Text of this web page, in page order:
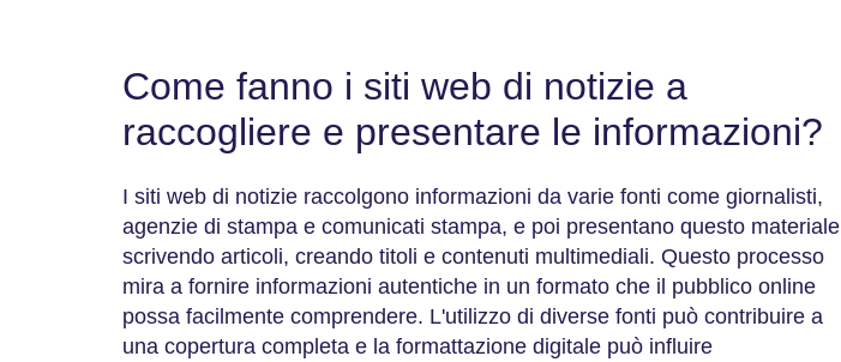
Come fanno i siti web di notizie a
raccogliere e presentare le informazioni?
I siti web di notizie raccolgono informazioni da varie fonti come giornalisti,
agenzie di stampa e comunicati stampa, e poi presentano questo materiale
scrivendo articoli, creando titoli e contenuti multimediali. Questo processo
mira a fornire informazioni autentiche in un formato che il pubblico online
possa facilmente comprendere. L'utilizzo di diverse fonti può contribuire a
una copertura completa e la formattazione digitale può influire